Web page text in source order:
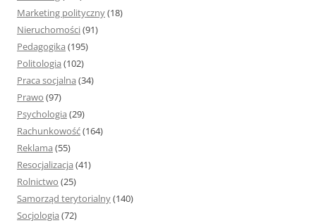
Marketing polityczny(18)
Nieruchomości(91)
Pedagogika (195)
Politologia (102)
Praca socjalna (34)
Prawo (97)
Psychologia (29)
Rachunkowość(164)
Reklama (55)
Resocjalizacja (41)
Rolnictwo (25)
Samorząd terytorialny(140)
Socjologia (72)